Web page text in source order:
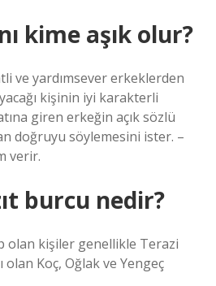
kime aşık olur?
ve yardımsever erkeklerden
kişinin iyi karakterli
giren erkeğin açık sözlü
doğruyu söylemesini ister. –
verir.
burcu nedir?
olan kişiler genellikle Terazi
olan Koç, Oğlak ve Yengeç